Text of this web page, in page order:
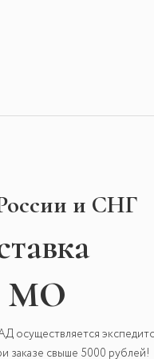
и СНГ
МО
осуществляется
заказе свыше 5000 рублей!